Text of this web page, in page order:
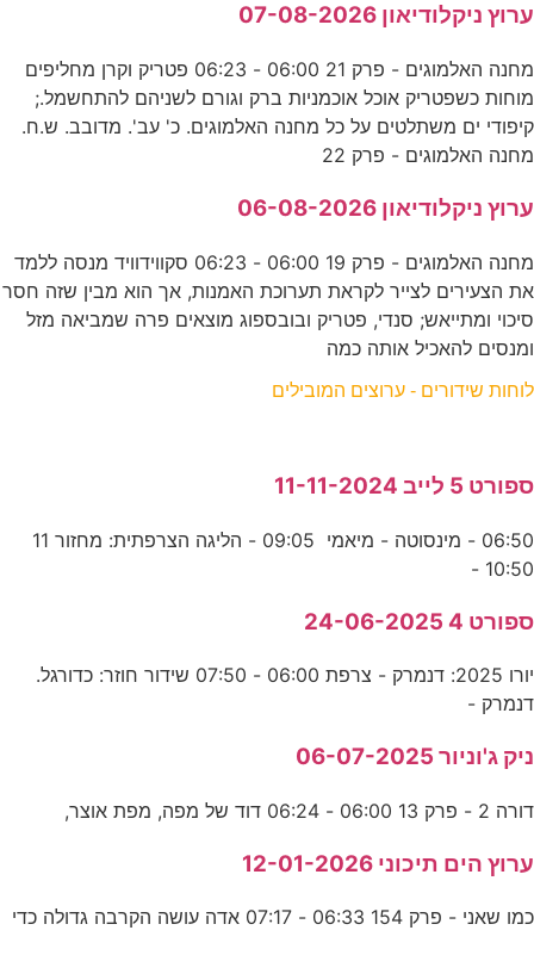
ערוץ ניקלודיאון 07-08-2026
מחנה האלמוגים - פרק 21 06:00 - 06:23 פטריק וקרן מחליפים
מוחות כשפטריק אוכל אוכמניות ברק וגורם לשניהם להתחשמל.;
קיפודי ים משתלטים על כל מחנה האלמוגים. כ' עב'. מדובב. ש.ח.
מחנה האלמוגים - פרק 22
ערוץ ניקלודיאון 06-08-2026
מחנה האלמוגים - פרק 19 06:00 - 06:23 סקווידוויד מנסה ללמד
את הצעירים לצייר לקראת תערוכת האמנות, אך הוא מבין שזה חסר
סיכוי ומתייאש; סנדי, פטריק ובובספוג מוצאים פרה שמביאה מזל
ומנסים להאכיל אותה כמה
לוחות שידורים - ערוצים המובילים
ספורט 5 לייב 11-11-2024
10:50 -
ספורט 4 24-06-2025
יורו 2025: דנמרק - צרפת 06:00 - 07:50 שידור חוזר: כדורגל.
דנמרק -
ניק ג'וניור 06-07-2025
דורה 2 - פרק 13 06:00 - 06:24 דוד של מפה, מפת אוצר,
ערוץ הים תיכוני 12-01-2026
כמו שאני - פרק 154 06:33 - 07:17 אדה עושה הקרבה גדולה כדי